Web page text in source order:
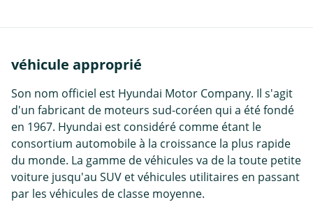
véhicule approprié
Son nom officiel est Hyundai Motor Company. Il s'agit
d'un fabricant de moteurs sud-coréen qui a été fondé
en 1967. Hyundai est considéré comme étant le
consortium automobile à la croissance la plus rapide
du monde. La gamme de véhicules va de la toute petite
voiture jusqu'au SUV et véhicules utilitaires en passant
par les véhicules de classe moyenne.